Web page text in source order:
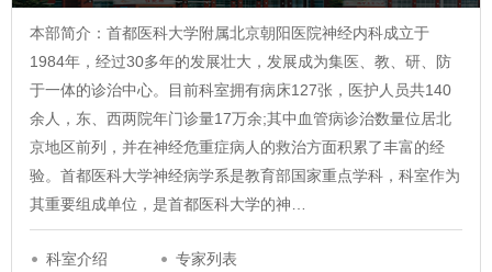
本部简介：首都医科大学附属北京朝阳医院神经内科成立于
1984年，经过30多年的发展壮大，发展成为集医、教、研、防
于一体的诊治中心。目前科室拥有病床127张，医护人员共140
余人，东、西两院年门诊量17万余;其中血管病诊治数量位居北
京地区前列，并在神经危重症病人的救治方面积累了丰富的经
验。首都医科大学神经病学系是教育部国家重点学科，科室作为
其重要组成单位，是首都医科大学的神…
科室介绍 专家列表